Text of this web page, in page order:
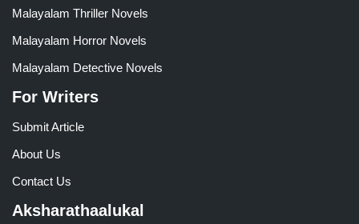
Malayalam Thriller Novels
Malayalam Horror Novels
Malayalam Detective Novels
For Writers
Submit Article
About Us
Contact Us
Aksharathaalukal